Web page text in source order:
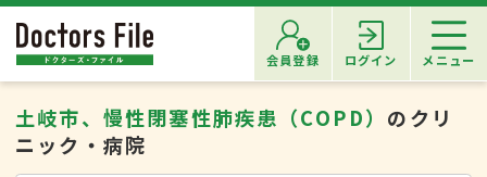
会員登録 ログイン メニュー
土岐市、慢性閉塞性肺疾患（COPD） のクリ
ニック・病院